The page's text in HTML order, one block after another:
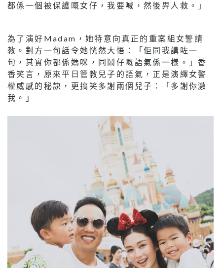
都係一個被保護嘅女仔，我要喊，然後畀人救。」
為了演好Madam，她特意向真正的重案組女警請
教。對方一句話令她恍然大悟：「佢同我講咗一
句，其實你都係媽咪，同鬧仔嘅語氣係一樣。」香
香笑言，原來平日管教兒子的語氣，正是演繹女警
權威感的秘訣，更搞笑多謝兩個兒子：「多謝你激
我。」